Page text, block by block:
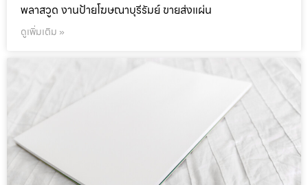
พลาสวูด งานป้ายโฆษณาบุรีรัมย์ ขายส่งแผ่น
ดูเพิ่มเติม »